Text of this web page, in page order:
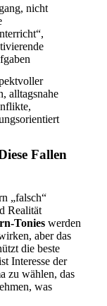
nicht
alltagsnahe
Fallen
„falsch“
Realität
Tonies werden
aber das
die beste
Interesse der
zu wählen, das
was